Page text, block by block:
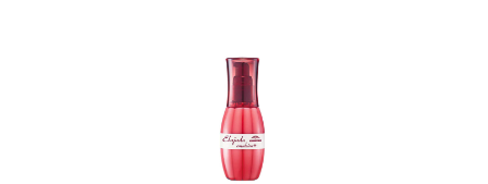
11メチルエーテルジメチコン、アミノプロピルジメチコン、アミノエチルアミノプロ
ピルジメチコン、乳酸、PG、BG、グリセリン、エタノール、AMP、トコフェロー
ル、フェノキシエタノール、安息香酸アルキル(C12-15)、ジメチコノール、メチルパ
ラベン、ペンチレングリコール、カプリリルグリコール、キサンタンガム、香料 ■成
分内容は商品の改良等により更新される場合があります。実際の成分は商品の表示を